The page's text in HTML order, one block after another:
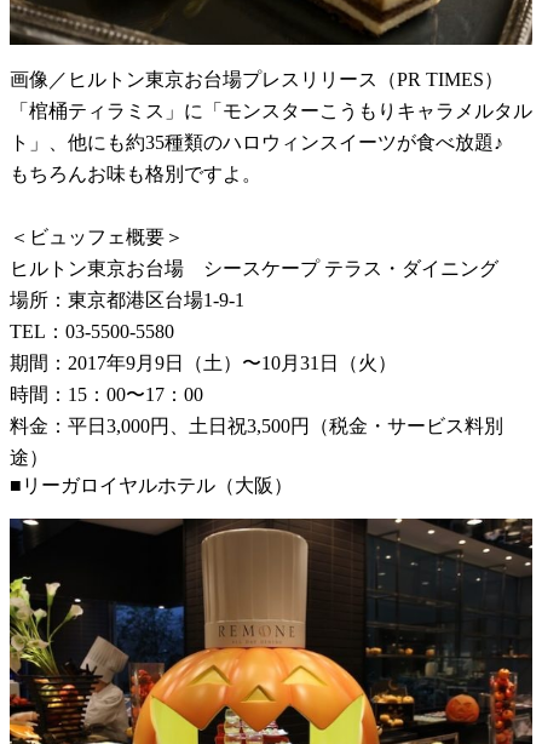
画像／ヒルトン東京お台場プレスリリース（PR TIMES）
「棺桶ティラミス」に「モンスターこうもりキャラメルタル
ト」、他にも約35種類のハロウィンスイーツが食べ放題♪
もちろんお味も格別ですよ。
＜ビュッフェ概要＞
ヒルトン東京お台場 シースケープ テラス・ダイニング
場所：東京都港区台場1-9-1
TEL：03-5500-5580
期間：2017年9月9日（土）〜10月31日（火）
時間：15：00〜17：00
料金：平日3,000円、土日祝3,500円（税金・サービス料別
途）
■リーガロイヤルホテル（大阪）